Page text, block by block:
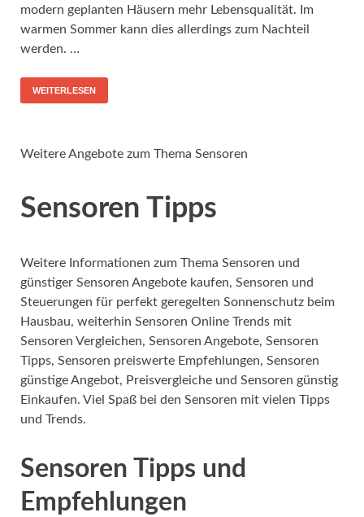
modern geplanten Häusern mehr Lebensqualität. Im
warmen Sommer kann dies allerdings zum Nachteil
werden. …
WEITERLESEN
Weitere Angebote zum Thema Sensoren
Sensoren Tipps
Weitere Informationen zum Thema Sensoren und
günstiger Sensoren Angebote kaufen, Sensoren und
Steuerungen für perfekt geregelten Sonnenschutz beim
Hausbau, weiterhin Sensoren Online Trends mit
Sensoren Vergleichen, Sensoren Angebote, Sensoren
Tipps, Sensoren preiswerte Empfehlungen, Sensoren
günstige Angebot, Preisvergleiche und Sensoren günstig
Einkaufen. Viel Spaß bei den Sensoren mit vielen Tipps
und Trends.
Sensoren Tipps und
Empfehlungen